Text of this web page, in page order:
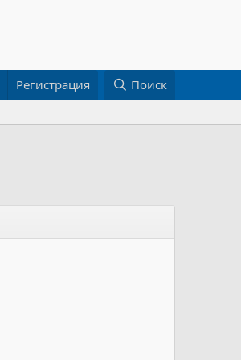
Регистрация Поиск